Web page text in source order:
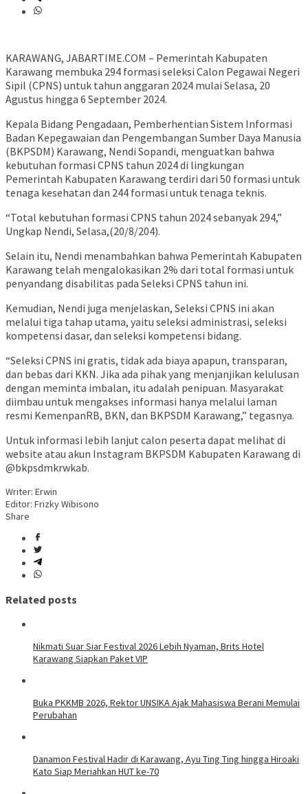
KARAWANG, JABARTIME.COM – Pemerintah Kabupaten
Karawang membuka 294 formasi seleksi Calon Pegawai Negeri
Sipil (CPNS) untuk tahun anggaran 2024 mulai Selasa, 20
Agustus hingga 6 September 2024.
Kepala Bidang Pengadaan, Pemberhentian Sistem Informasi
Badan Kepegawaian dan Pengembangan Sumber Daya Manusia
(BKPSDM) Karawang, Nendi Sopandi, menguatkan bahwa
kebutuhan formasi CPNS tahun 2024 di lingkungan
Pemerintah Kabupaten Karawang terdiri dari 50 formasi untuk
tenaga kesehatan dan 244 formasi untuk tenaga teknis.
“Total kebutuhan formasi CPNS tahun 2024 sebanyak 294,”
Ungkap Nendi, Selasa,(20/8/204).
Selain itu, Nendi menambahkan bahwa Pemerintah Kabupaten
Karawang telah mengalokasikan 2% dari total formasi untuk
penyandang disabilitas pada Seleksi CPNS tahun ini.
Kemudian, Nendi juga menjelaskan, Seleksi CPNS ini akan
melalui tiga tahap utama, yaitu seleksi administrasi, seleksi
kompetensi dasar, dan seleksi kompetensi bidang.
“Seleksi CPNS ini gratis, tidak ada biaya apapun, transparan,
dan bebas dari KKN. Jika ada pihak yang menjanjikan kelulusan
dengan meminta imbalan, itu adalah penipuan. Masyarakat
diimbau untuk mengakses informasi hanya melalui laman
resmi KemenpanRB, BKN, dan BKPSDM Karawang,” tegasnya.
Untuk informasi lebih lanjut calon peserta dapat melihat di
website atau akun Instagram BKPSDM Kabupaten Karawang di
@bkpsdmkrwkab.
Writer: Erwin
Editor: Frizky Wibisono
Share
Related posts
Nikmati Suar Siar Festival 2026 Lebih Nyaman, Brits Hotel
Karawang Siapkan Paket VIP
Buka PKKMB 2026, Rektor UNSIKA Ajak Mahasiswa Berani Memulai
Perubahan
Danamon Festival Hadir di Karawang, Ayu Ting Ting hingga Hiroaki
Kato Siap Meriahkan HUT ke-70